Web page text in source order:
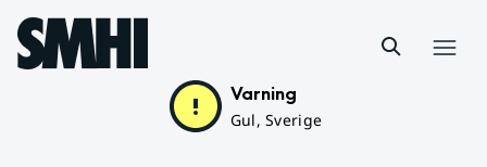
Hoppa till sidans innehåll
Varning
Gul, Sverige